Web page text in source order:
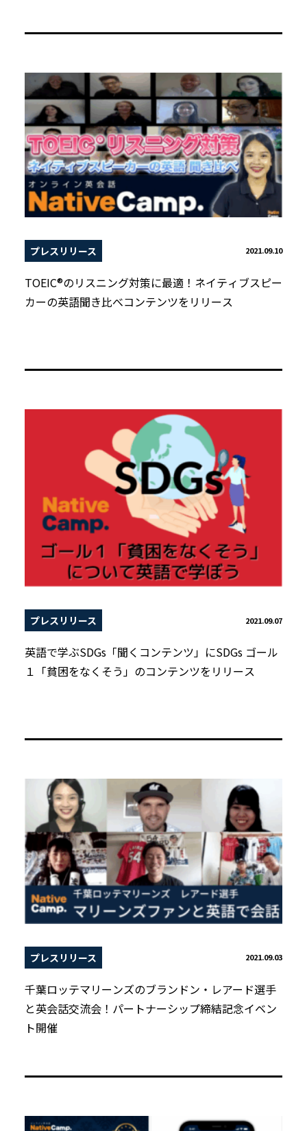
プレスリリース 2021.09.10
TOEIC®のリスニング対策に最適！ネイティブスピー
カーの英語聞き比べコンテンツをリリース
プレスリリース 2021.09.07
英語で学ぶSDGs「聞くコンテンツ」にSDGs ゴール
１「貧困をなくそう」のコンテンツをリリース
プレスリリース 2021.09.03
千葉ロッテマリーンズのブランドン・レアード選手
と英会話交流会！パートナーシップ締結記念イベン
ト開催